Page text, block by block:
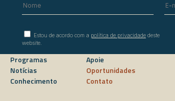
Estou de acordo com a política de privacidadedeste
website.
Programas
Notícias
Conhecimento
Apoie
Oportunidades
Contato